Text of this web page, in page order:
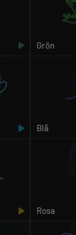
Grön
Blå
Rosa